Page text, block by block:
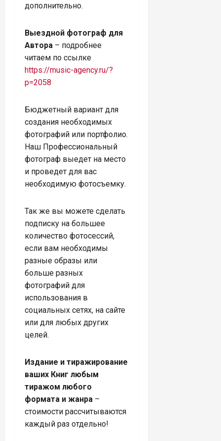
дополнительно.
Выездной фотограф для
Автора – подробнее
читаем по ссылке
https://music-agency.ru/?
p=2058
Бюджетный вариант для
создания необходимых
фотографий или портфолио.
Наш Профессиональный
фотограф выедет на место
и проведет для вас
необходимую фотосъемку.
Так же вы можете сделать
подписку на большее
количество фотосессий,
если вам необходимы
разные образы или
больше разных
фотографий для
использования в
социальных сетях, на сайте
или для любых других
целей.
Издание и тиражирование
ваших Книг любым
тиражом любого
формата и жанра –
стоимости рассчитываются
каждый раз отдельно!